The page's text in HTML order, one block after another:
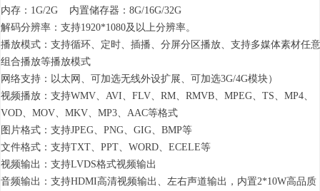
内存：1G/2G 内置储存器：8G/16G/32G
解码分辨率：支持1920*1080及以上分辨率。
播放模式：支持循环、定时、插播、分屏分区播放、支持多媒体素材任意
组合播放等播放模式
网络支持：以太网、可加选无线外设扩展、可加选3G/4G模块）
视频播放：支持WMV、AVI、FLV、RM、RMVB、MPEG、TS、MP4、
VOD、MOV、MKV、MP3、AAC等格式
图片格式：支持JPEG、PNG、GIG、BMP等
文件格式：支持TXT、PPT、WORD、ECELE等
视频输出：支持LVDS格式视频输出
音频输出：支持HDMI高清视频输出、左右声道输出，内置2*10W高品质